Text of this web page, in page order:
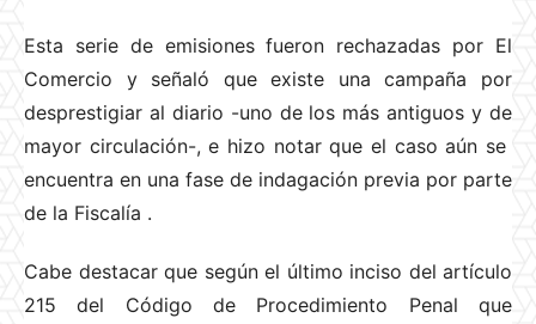
Esta serie de emisiones fueron rechazadas por El
Comercio y señaló que existe una campaña por
desprestigiar al diario -uno de los más antiguos y de
mayor circulación-, e hizo notar que el caso aún se
encuentra en una fase de indagación previa por parte
de la Fiscalía .
Cabe destacar que según el último inciso del artículo
215 del Código de Procedimiento Penal que